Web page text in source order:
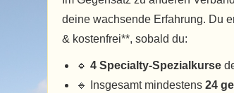
deine wachsende Erfahrung. Du
& kostenfrei**, sobald du:
🔹 4 Specialty-Spezialkurse
🔹 Insgesamt mindestens 24